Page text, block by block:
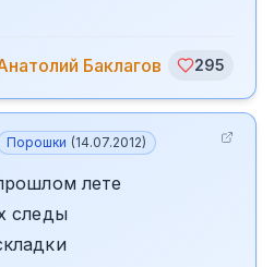
Баклагов 295
Порошки (14.07.2012)
лете
следы